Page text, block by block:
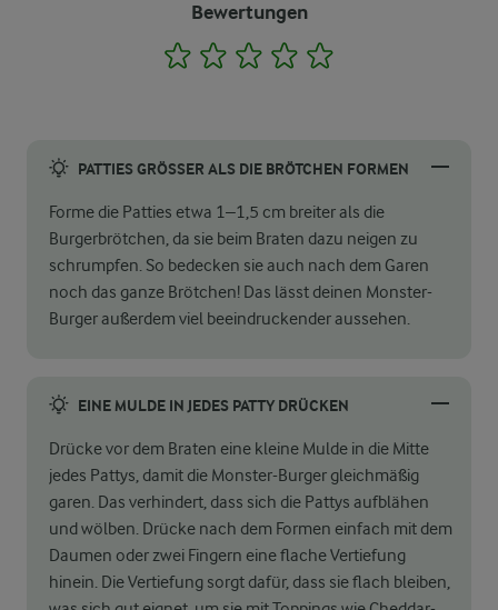
Bewertungen
1 2 3 4
PATTIES GRÖSSER ALS DIE BRÖTCHEN FORMEN
Forme die Patties etwa 1–1,5 cm breiter als die
Burgerbrötchen, da sie beim Braten dazu neigen zu
schrumpfen. So bedecken sie auch nach dem Garen
noch das ganze Brötchen! Das lässt deinen Monster-
Burger außerdem viel beeindruckender aussehen.
EINE MULDE IN JEDES PATTY DRÜCKEN
Drücke vor dem Braten eine kleine Mulde in die Mitte
jedes Pattys, damit die Monster-Burger gleichmäßig
garen. Das verhindert, dass sich die Pattys aufblähen
und wölben. Drücke nach dem Formen einfach mit dem
Daumen oder zwei Fingern eine flache Vertiefung
hinein. Die Vertiefung sorgt dafür, dass sie flach bleiben,